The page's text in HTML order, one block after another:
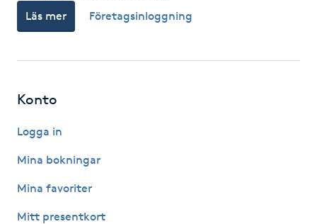
IR-massage
K18
Katun fransar
Läs mer Företagsinloggning
Konto
Logga in
Mina bokningar
Mina favoriter
Mitt presentkort